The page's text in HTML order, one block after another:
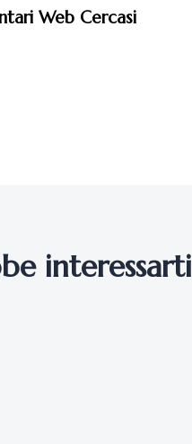
Web Cercasi
interessarti